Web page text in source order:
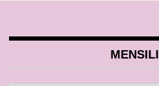
MENSILI